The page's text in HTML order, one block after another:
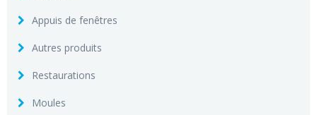
Appuis de fenêtres
Autres produits
Restaurations
Moules